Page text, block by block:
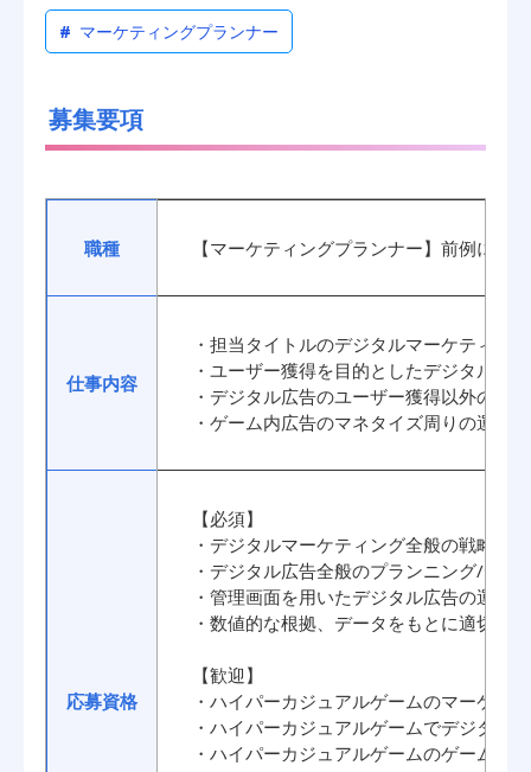
# マーケティングプランナー
募集要項
職種 【マーケティングプランナー】前例に捉
仕事内容
・担当タイトルのデジタルマーケティン
・ユーザー獲得を目的としたデジタル広
・デジタル広告のユーザー獲得以外の手
・ゲーム内広告のマネタイズ周りの運用
応募資格
【必須】
・デジタルマーケティング全般の戦略設計
・デジタル広告全般のプランニング/ディ
・管理画面を用いたデジタル広告の運用
・数値的な根拠、データをもとに適切な
【歓迎】
・ハイパーカジュアルゲームのマーケテ
・ハイパーカジュアルゲームでデジタル
・ハイパーカジュアルゲームのゲーム内